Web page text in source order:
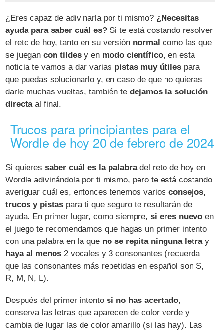
¿Eres capaz de adivinarla por ti mismo? ¿Necesitas
ayuda para saber cuál es? Si te está costando resolver
el reto de hoy, tanto en su versión normal como las que
se juegancon tildes y en modo científico, en esta
noticia te vamos a dar varias pistas muy útiles para
que puedas solucionarlo y, en caso de que no quieras
darle muchas vueltas, también tedejamos la solución
directaal final.
Trucos para principiantes para el
Wordle de hoy 20 de febrero de 2024
Si quieressaber cuál es la palabradel reto de hoy en
Wordle adivinándola por ti mismo, pero te está costando
averiguar cuál es, entonces tenemos variosconsejos,
trucos y pistas para ti que seguro te resultarán de
ayuda. En primer lugar, como siempre,si eres nuevo en
el juego te recomendamos que hagas un primer intento
con una palabra en la que no se repita ninguna letray
haya al menos 2 vocales y 3 consonantes (recuerda
que las consonantes más repetidas en español son S,
R, M, N, L).
Después del primer intentosi no has acertado,
conserva las letras que aparecen de color verde y
cambia de lugar las de color amarillo (si las hay). Las